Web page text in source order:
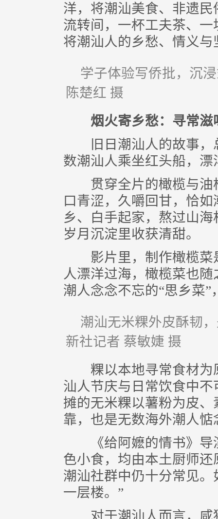
洋，将潮汕美食、非遗
流转间，一杯工夫茶、
将潮汕人的乡愁、情义
学子体验写侨批，沉
陈楚红 摄
烟火寄乡愁：寻常
旧日潮汕人的故事，
数潮汕人乘坐红头船，
贯穿全片的橄榄与油
口青涩，久嚼回甘，恰
乡、白手起家，熬过山
岁月沉淀里收获清甜。
影片里，制作橄榄菜
人漂洋过海，橄榄菜也
潮人念念不忘的“思乡菜
潮汕无米粿外皮酥韧
新社记者 蔡敏婕 摄
粿以本地寻常食材为
汕人节庆与日常饮食中
摊的无米粿以薯粉为皮
靠，也是无数海外潮人
《给阿嬷的情书》导
色小食，均由本土厨师
潮汕社群中仍十分常见
一层楼。”
对于潮汕人而言，咸